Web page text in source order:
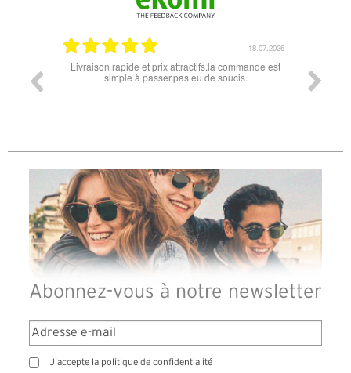
18.07.2026
Livraison rapide et prix attractifs.la commande est
simple à passer.pas eu de soucis.
Abonnez-vous à notre newsletter
J'accepte la politique de confidentialité